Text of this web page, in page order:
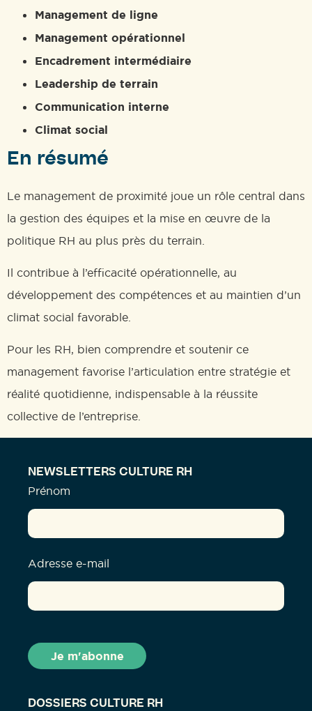
Management de ligne
Management opérationnel
Encadrement intermédiaire
Leadership de terrain
Communication interne
Climat social
En résumé
Le management de proximité joue un rôle central dans
la gestion des équipes et la mise en œuvre de la
politique RH au plus près du terrain.
Il contribue à l’efficacité opérationnelle, au
développement des compétences et au maintien d’un
climat social favorable.
Pour les RH, bien comprendre et soutenir ce
management favorise l’articulation entre stratégie et
réalité quotidienne, indispensable à la réussite
collective de l’entreprise.
DOSSIERS CULTURE RH
NEWSLETTERS CULTURE RH
Prénom
Adresse e-mail